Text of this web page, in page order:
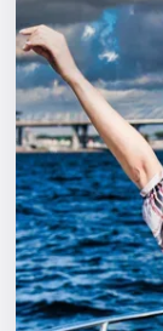
Экскурсии
Спорт
События
Города
Площадки